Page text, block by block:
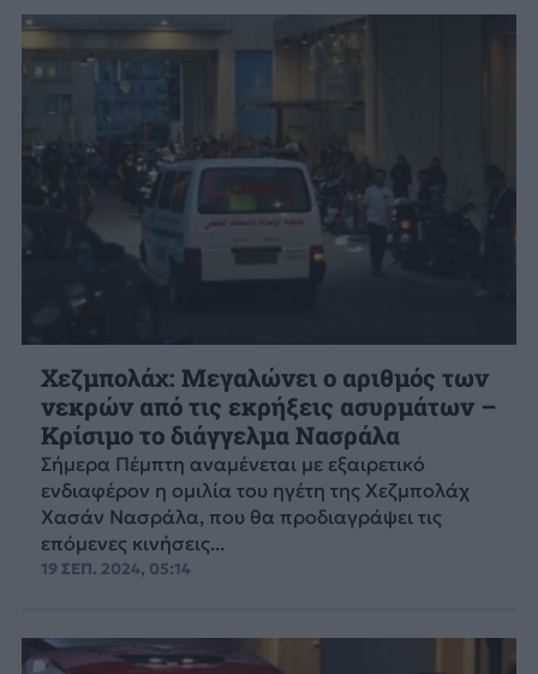
Χεζμπολάχ: Μεγαλώνει ο αριθμός των
νεκρών από τις εκρήξεις ασυρμάτων –
Κρίσιμο το διάγγελμα Νασράλα
Σήμερα Πέμπτη αναμένεται με εξαιρετικό
ενδιαφέρον η ομιλία του ηγέτη της Χεζμπολάχ
Χασάν Νασράλα, που θα προδιαγράψει τις
επόμενες κινήσεις...
19 ΣΕΠ. 2024, 05:14